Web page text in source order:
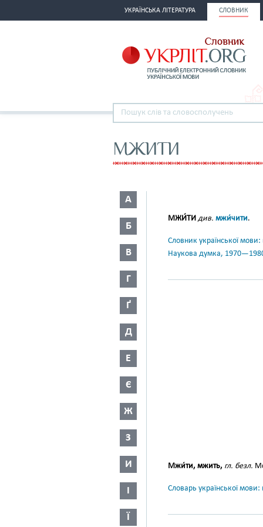
УКРАЇНСЬКА ЛІТЕРАТУРА СЛОВНИК
МЖИТИ
А
Б
В
Г
Ґ
Д
Е
Є
Ж
З
И
І
Ї
МЖИ́ТИ див. мжи́чити.
Словник української
Наукова думка,
Мжи́ти, мжить, гл. безл.
Словарь української